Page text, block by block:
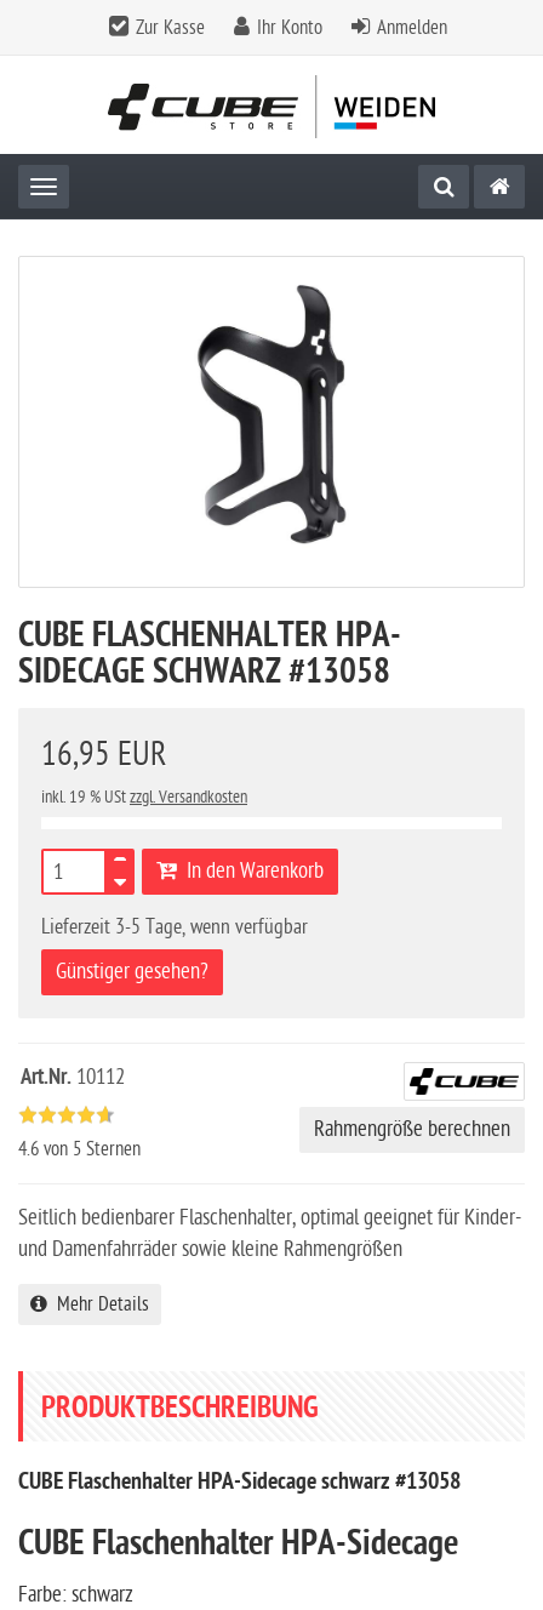
Zur Kasse Ihr Konto Anmelden
Toggle navigation
CUBE FLASCHENHALTER HPA-
SIDECAGE SCHWARZ #13058
16,95 EUR
inkl. 19 % UStzzgl. Versandkosten
In den Warenkorb
Lieferzeit 3-5 Tage, wenn verfügbar
Günstiger gesehen?
Art.Nr. 10112
4.6 von 5 Sternen
Rahmengröße berechnen
Seitlich bedienbarer Flaschenhalter, optimal geeignet für Kinder-
und Damenfahrräder sowie kleine Rahmengrößen
Mehr Details
PRODUKTBESCHREIBUNG
CUBE Flaschenhalter HPA-Sidecage schwarz #13058
CUBE Flaschenhalter HPA-Sidecage
Farbe: schwarz